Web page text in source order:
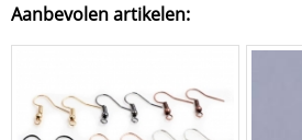
Aanbevolen artikelen: